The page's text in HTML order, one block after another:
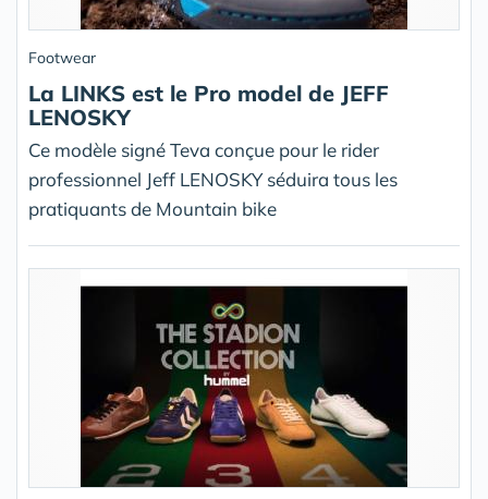
Footwear
La LINKS est le Pro model de JEFF
LENOSKY
Ce modèle signé Teva conçue pour le rider
professionnel Jeff LENOSKY séduira tous les
pratiquants de Mountain bike